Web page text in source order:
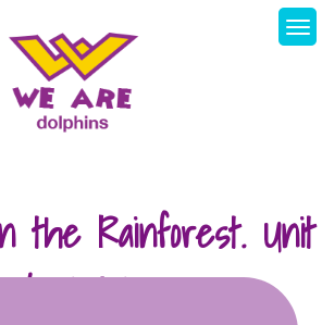
the Rainforest. Unit
6. 30/03